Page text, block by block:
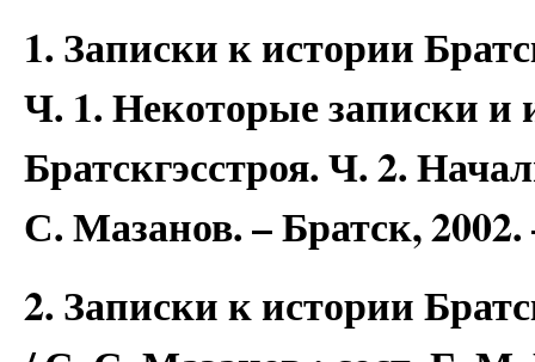
1. Записки к истории
Ч. 1. Некоторые записки
Братскгэсстроя. Ч. 2.
С. Мазанов. – Братск,
2. Записки к истории